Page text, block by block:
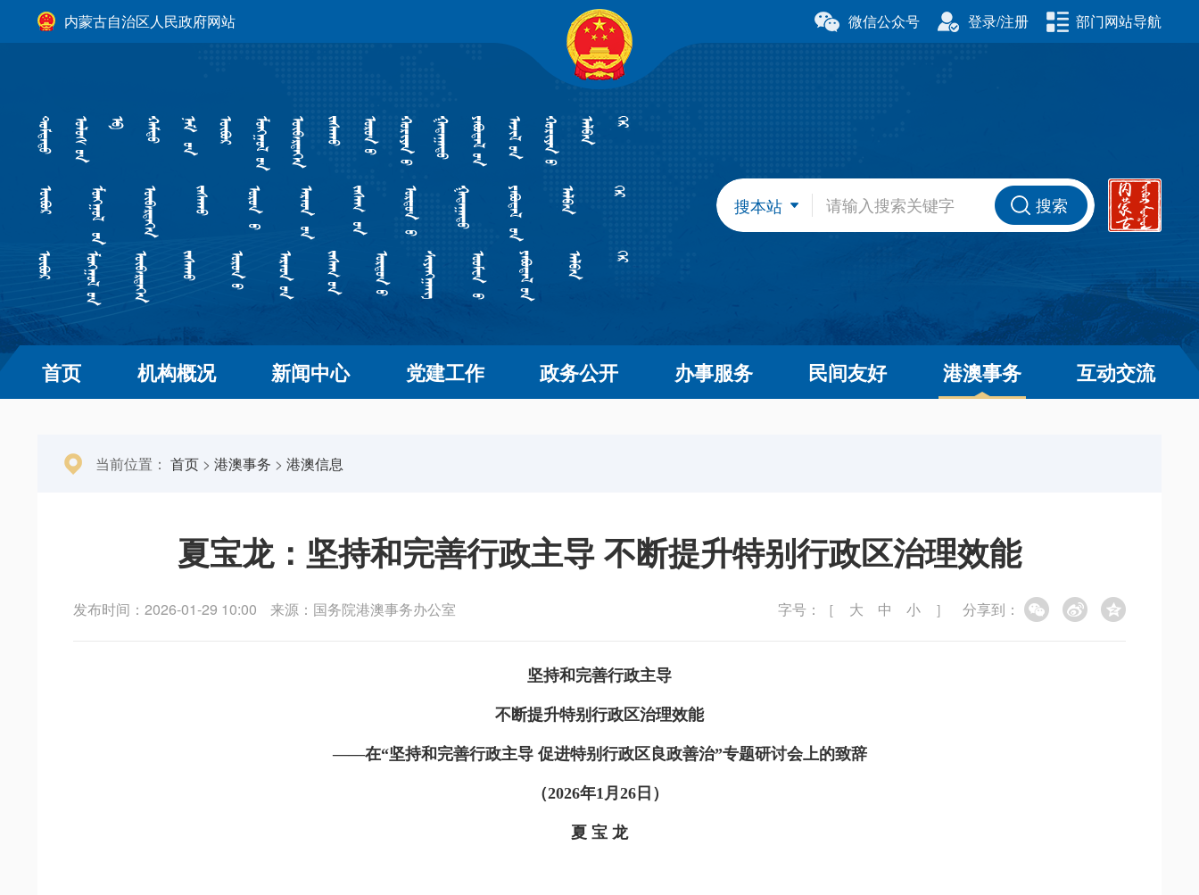
内蒙古自治区人民政府网站 微信公众号 登录/注册 部门网站导航
自治区政府组成部门
发展和改革委员会
工业和信息化厅
生态环境厅
外事办公室
交通运输厅
农牧厅
商务厅
卫生健康委员会
退役军人事务厅
应急管理厅
自治区直属机构
市场监督管理局 林业和草原局
广播电视局
搜本站 搜索
首页 机构概况 新闻中心 党建工作 政务公开 办事服务 民间友好 港澳事务 互动交流
当前位置： 首页 > 港澳事务 > 港澳信息
夏宝龙：坚持和完善行政主导 不断提升特别行政区治理效能
发布时间：2026-01-29 10:00 来源：国务院港澳事务办公室 字号：［ 大 中 小 ］ 分享到：
坚持和完善行政主导
不断提升特别行政区治理效能
——在“坚持和完善行政主导 促进特别行政区良政善治”专题研讨会上的致辞
（2026年1月26日）
夏 宝 龙